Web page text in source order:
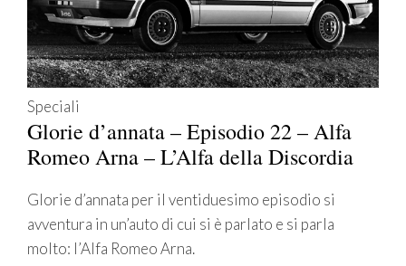
Speciali
Glorie d’annata – Episodio 22 – Alfa
Romeo Arna – L’Alfa della Discordia
Glorie d’annata per il ventiduesimo episodio si
avventura in un’auto di cui si è parlato e si parla
molto: l’Alfa Romeo Arna.